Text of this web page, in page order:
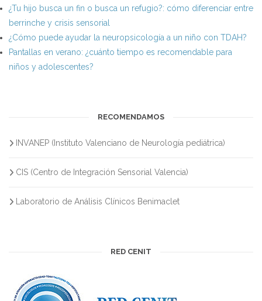
¿Tu hijo busca un fin o busca un refugio?: cómo diferenciar entre
berrinche y crisis sensorial
¿Cómo puede ayudar la neuropsicología a un niño con TDAH?
Pantallas en verano: ¿cuánto tiempo es recomendable para
niños y adolescentes?
RECOMENDAMOS
INVANEP (Instituto Valenciano de Neurología pediátrica)
CIS (Centro de Integración Sensorial Valencia)
Laboratorio de Análisis Clínicos Benimaclet
RED CENIT